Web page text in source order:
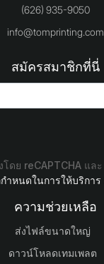
(626) 935-9050
info@tomprinting.com
สมัครสมาชิกที่นี่
ดย reCAPTCHA และ
ำหนดในการให้บริการ
ความช่วยเหลือ
ส่งไฟล์ขนาดใหญ่
ดาวน์โหลดเทมเพลต